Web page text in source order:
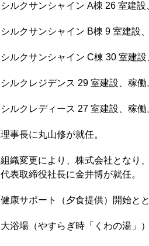
シルクサンシャイン A棟 26 室建設
シルクサンシャイン B棟 9 室建設、
シルクサンシャイン C棟 30 室建設
シルクレジデンス 29 室建設、稼働
シルクレディース 27 室建設、稼働
理事長に丸山修が就任。
組織変更により、株式会社となり
代表取締役社長に金井博が就任。
健康サポート（夕食提供）開始と
大浴場（やすらぎ時「くわの湯」